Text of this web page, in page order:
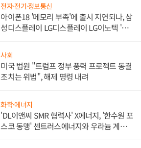
전자·전기·정보통신
아이폰18 '메모리 부족'에 출시 지연되나, 삼
성디스플레이 LG디스플레이 LG이노텍 '탈
사회
미국 법원 "트럼프 정부 풍력 프로젝트 동결
조치는 위법", 해제 명령 내려
화학·에너지
'DL이앤씨 SMR 협력사' X에너지, '한수원 포
스코 동맹' 센트러스에너지와 우라늄 계약